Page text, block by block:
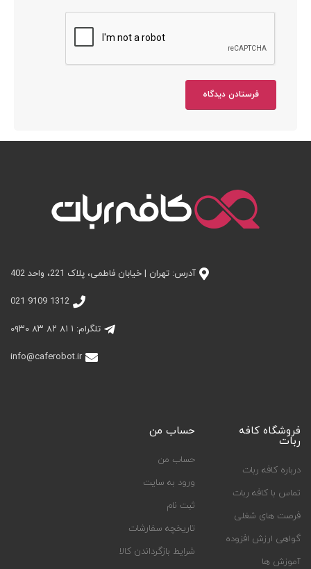
آدرس: تهران | خیابان فاطمی، پلاک 221، واحد 402
1312 9109 021
تلگرام: ۱ ۸۱ ۸۲ ۸۳ ۰۹۳۰
info@caferobot.ir
فروشگاه کافه
ربات
درباره کافه ربات
تماس با کافه ربات
فرصت های شغلی
گواهی ارزش افزوده
آموزش ها
حساب من
حساب من
ورود به سایت
ثبت نام
تاریخچه سفارشات
شرایط بازگرداندن کالا